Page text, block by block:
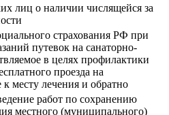
лиц о наличии числящейся за
страхования РФ при
путевок на санаторно-
в целях профилактики
проезда на
месту лечения и обратно
работ по сохранению
местного (муниципального)